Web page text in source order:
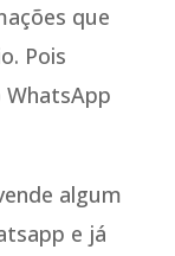
que
Pois
algum
e já